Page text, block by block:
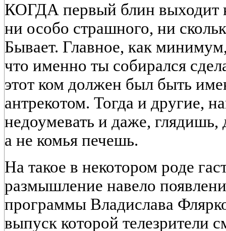
КОГДА первый блин выходит
ни особо страшного, ни
Бывает. Главное, как
что именно ты собирался
этот ком должен был быть
антрекотом. Тогда и другие,
недоумевать и даже,
а не комья печешь.
На такое в некотором роде
размышление навело
программы Владислава
выпуск которой телезрители